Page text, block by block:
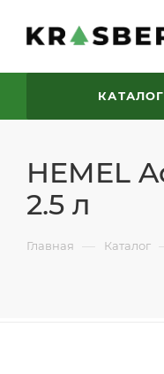
КАТАЛОГ
HEMEL
2.5 л
Главная — Каталог